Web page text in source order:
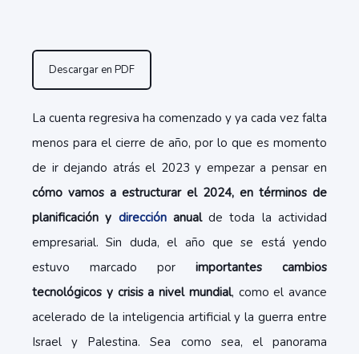
Descargar en PDF
La cuenta regresiva ha comenzado y ya cada vez falta
menos para el cierre de año, por lo que es momento
de ir dejando atrás el 2023 y empezar a pensar en
cómo vamos a estructurar el 2024, en términos de
planificación y dirección anualde toda la actividad
empresarial. Sin duda, el año que se está yendo
estuvo marcado por importantes cambios
tecnológicos y crisis a nivel mundial, como el avance
acelerado de la inteligencia artificial y la guerra entre
Israel y Palestina. Sea como sea, el panorama